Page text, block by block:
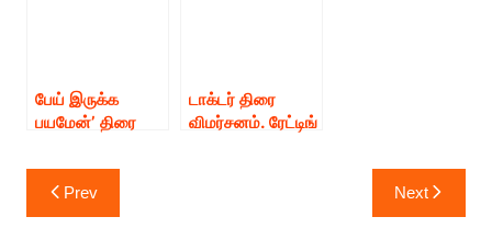
பேய் இருக்க
பயமேன்’ திரை
– 3./5
டாக்டர் திரை
விமர்சனம். ரேட்டிங்
Post
navigation
Prev Next